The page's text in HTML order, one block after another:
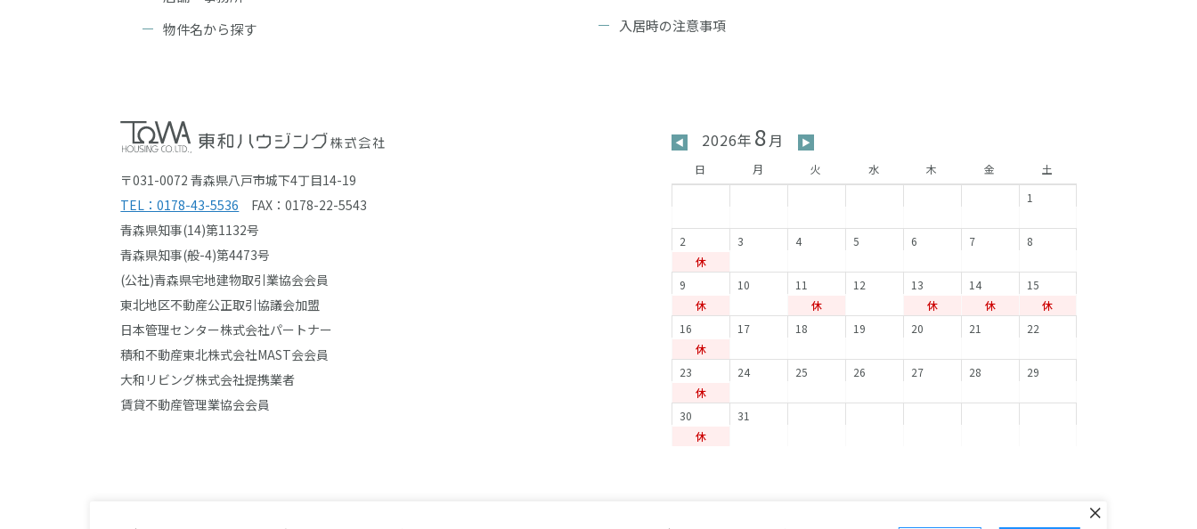
物件名から探す
入居時の注意事項
〒031-0072 青森県八戸市城下4丁目14-19
TEL：0178-43-5536 FAX：0178-22-5543
青森県知事(14)第1132号
青森県知事(般-4)第4473号
(公社)青森県宅地建物取引業協会会員
東北地区不動産公正取引協議会加盟
日本管理センター株式会社パートナー
積和不動産東北株式会社MAST会会員
大和リビング株式会社提携業者
賃貸不動産管理業協会会員
◀ 2026年 8月 ▶
日 月 火 水 木 金
土
1
2
休
3 4 5 6 7 8
9
休
10
11
休
12
13
休
14
休
15
休
16
休
17 18 19 20 21 22
23
休
24 25 26 27 28 29
30
休
31